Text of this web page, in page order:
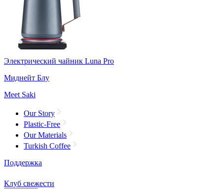
Электрический чайник Luna Pro
Миднейт Блу
Meet Saki
Our Story
Plastic-Free
Our Materials
Turkish Coffee
Поддержка
Клуб свежести